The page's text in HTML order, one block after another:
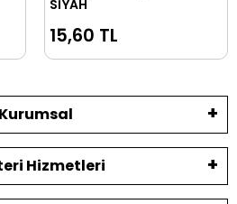
SİYAH
15,60 TL
Kurumsal
Hizmetleri